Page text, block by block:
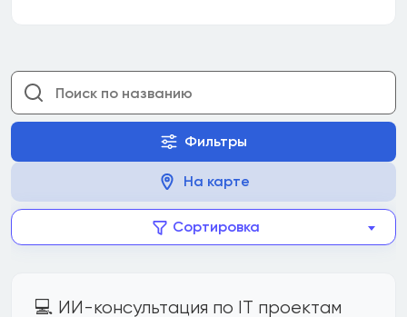
Фильтры
На карте
Сортировка
💻 ИИ-консультация по IT проектам